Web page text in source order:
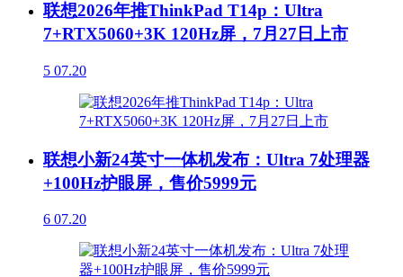
联想2026年推ThinkPad T14p：Ultra
7+RTX5060+3K 120Hz屏，7月27日上市
5 07.20
联想小新24英寸一体机发布：Ultra 7处理器
+100Hz护眼屏，售价5999元
6 07.20